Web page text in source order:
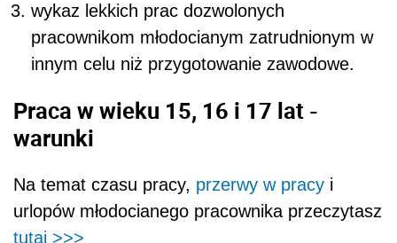
wykaz lekkich prac dozwolonych
pracownikom młodocianym zatrudnionym w
innym celu niż przygotowanie zawodowe.
Praca w wieku 15, 16 i 17 lat -
warunki
Na temat czasu pracy, przerwy w pracy i
urlopów młodocianego pracownika przeczytasz
tutaj >>>